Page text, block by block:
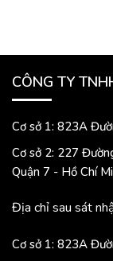
CÔNG TY
Cơ sở 1: 823A
Cơ sở 2: 227
Quận 7 - Hồ Chí
Địa chỉ sau sát
Cơ sở 1: 823A